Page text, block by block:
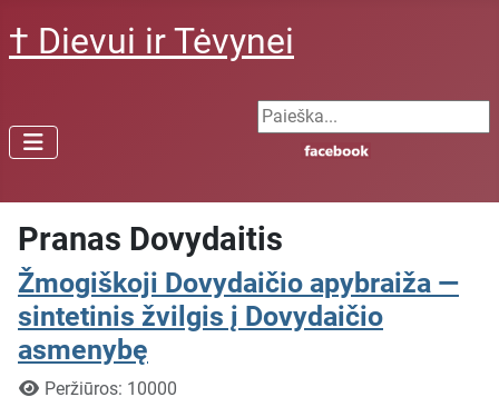
† Dievui ir Tėvynei
Search ...
Pranas Dovydaitis
Žmogiškoji Dovydaičio apybraiža —
sintetinis žvilgis į Dovydaičio
asmenybę
Išsami informacija
Peržiūros: 10000